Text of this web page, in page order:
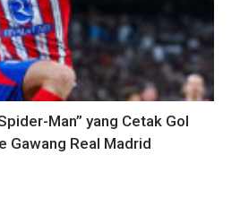
Man” yang Cetak Gol
Gawang Real Madrid